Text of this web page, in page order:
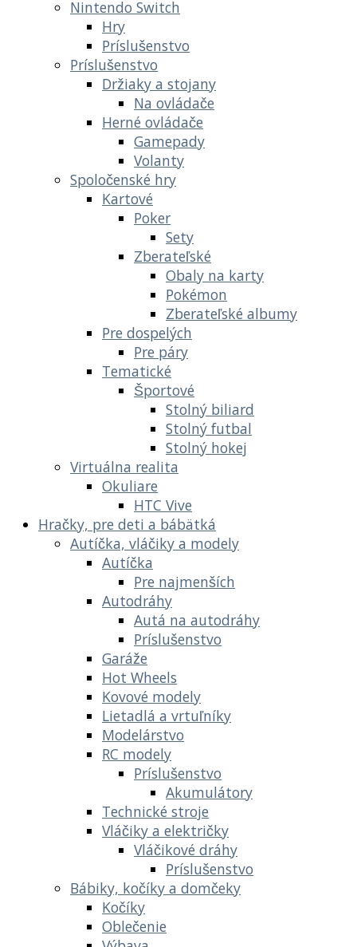
Nintendo Switch
Hry
Príslušenstvo
Príslušenstvo
Držiaky a stojany
Na ovládače
Herné ovládače
Gamepady
Volanty
Spoločenské hry
Kartové
Poker
Sety
Zberateľské
Obaly na karty
Pokémon
Zberateľské albumy
Pre dospelých
Pre páry
Tematické
Športové
Stolný biliard
Stolný futbal
Stolný hokej
Virtuálna realita
Okuliare
HTC Vive
Hračky, pre deti a bábätká
Autíčka, vláčiky a modely
Autíčka
Pre najmenších
Autodráhy
Autá na autodráhy
Príslušenstvo
Garáže
Hot Wheels
Kovové modely
Lietadlá a vrtuľníky
Modelárstvo
RC modely
Príslušenstvo
Akumulátory
Technické stroje
Vláčiky a električky
Vláčikové dráhy
Príslušenstvo
Bábiky, kočíky a domčeky
Kočíky
Oblečenie